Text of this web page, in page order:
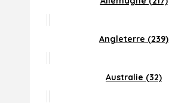
Angleterre (239)
Australie (32)